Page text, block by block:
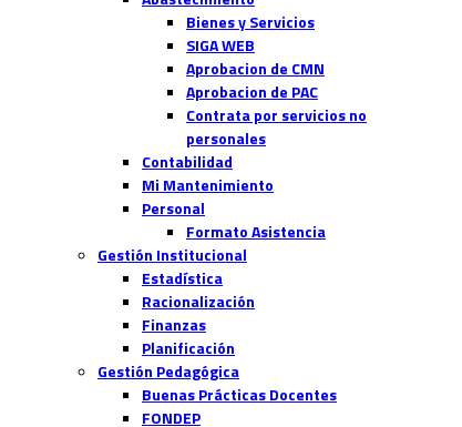
Bienes y Servicios
SIGA WEB
Aprobacion de CMN
Aprobacion de PAC
Contrata por servicios no
personales
Contabilidad
Mi Mantenimiento
Personal
Formato Asistencia
Gestión Institucional
Estadística
Racionalización
Finanzas
Planificación
Gestión Pedagógica
Buenas Prácticas Docentes
FONDEP